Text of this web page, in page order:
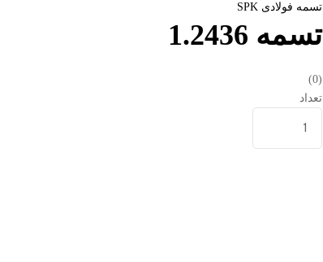
تسمه فولادی SPK
تسمه 1.2436
(0)
تعداد